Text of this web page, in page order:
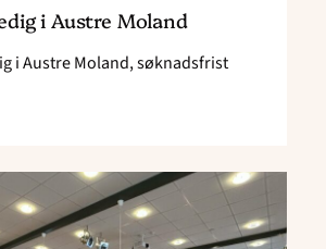
i Austre Moland
i Austre Moland, søknadsfrist
Read
article
"Årsmøtepapirer"